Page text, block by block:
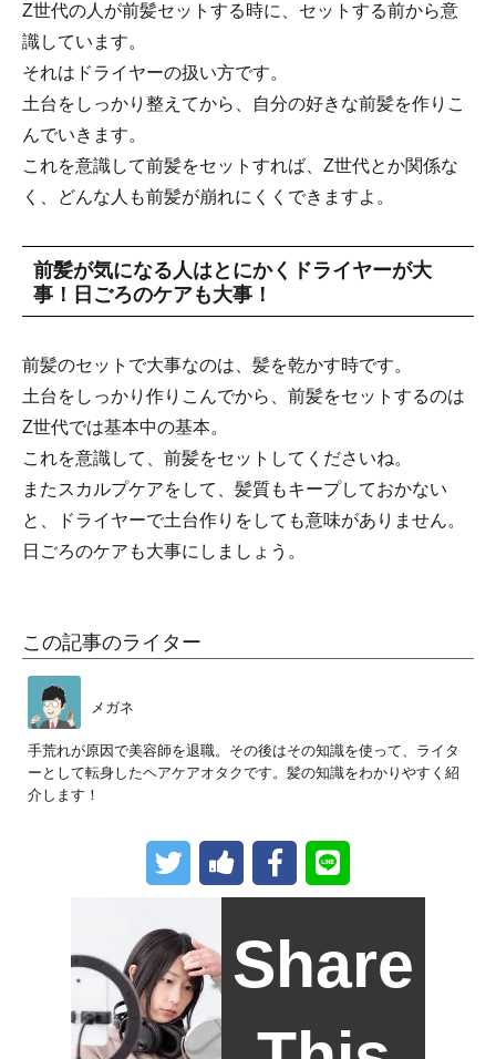
Z世代の人が前髪セットする時に、セットする前から意
識しています。
それはドライヤーの扱い方です。
土台をしっかり整えてから、自分の好きな前髪を作りこ
んでいきます。
これを意識して前髪をセットすれば、Z世代とか関係な
く、どんな人も前髪が崩れにくくできますよ。
前髪が気になる人はとにかくドライヤーが大
事！日ごろのケアも大事！
前髪のセットで大事なのは、髪を乾かす時です。
土台をしっかり作りこんでから、前髪をセットするのは
Z世代では基本中の基本。
これを意識して、前髪をセットしてくださいね。
またスカルプケアをして、髪質もキープしておかない
と、ドライヤーで土台作りをしても意味がありません。
日ごろのケアも大事にしましょう。
この記事のライター
メガネ
手荒れが原因で美容師を退職。その後はその知識を使って、ライタ
ーとして転身したヘアケアオタクです。髪の知識をわかりやすく紹
介します！
Share